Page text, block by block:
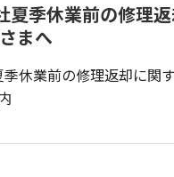
夏季休業前の修理
まへ
休業前の修理返却に関